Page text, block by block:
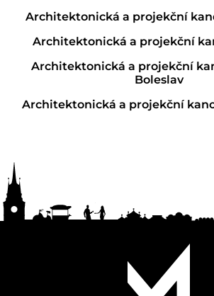
Architektonická a projekční
Architektonická a projekční
Architektonická a projekční
Boleslav
Architektonická a projekční